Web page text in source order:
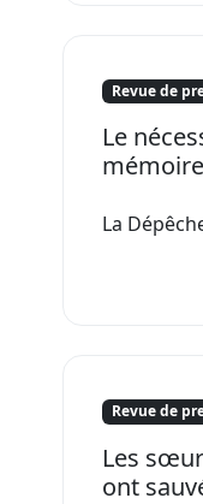
Revue de
Le
mémoire
La
Revue de
Les
ont